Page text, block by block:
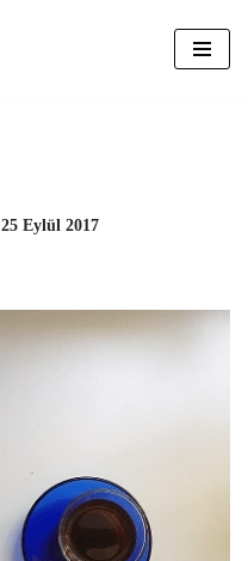
25 Eylül 2017